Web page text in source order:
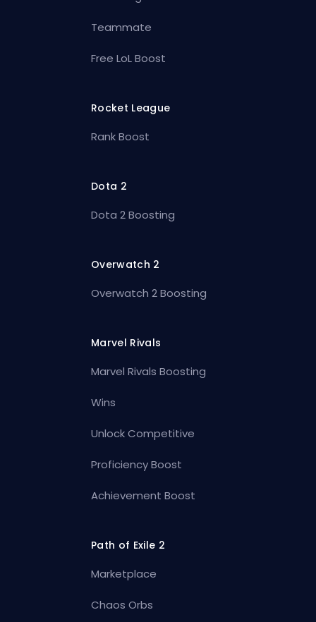
Teammate
Free LoL Boost
Rocket League
Rank Boost
Dota 2
Dota 2 Boosting
Overwatch 2
Overwatch 2 Boosting
Marvel Rivals
Marvel Rivals Boosting
Wins
Unlock Competitive
Proficiency Boost
Achievement Boost
Path of Exile 2
Marketplace
Chaos Orbs